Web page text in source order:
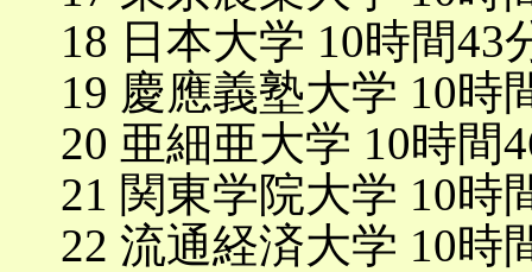
18 日本大学 10時間43
19 慶應義塾大学 10時
20 亜細亜大学 10時間
21 関東学院大学 10時
22 流通経済大学 10時